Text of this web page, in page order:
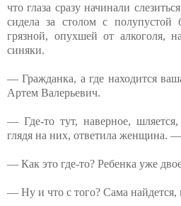
что глаза сразу начинали
сидела за столом с полупустой
грязной, опухшей от алкоголя,
синяки.
— Гражданка, а где находится
Артем Валерьевич.
— Где-то тут, наверное,
глядя на них, ответила женщина.
— Как это где-то? Ребенка уже
— Ну и что с того? Сама найдется,